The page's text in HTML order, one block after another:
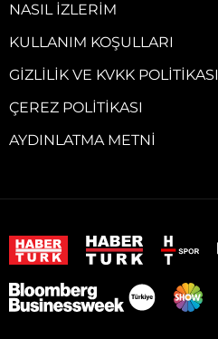
NASIL İZLERIM
KULLANIM KOŞULLARI
GIZLILIK VE KVKK POLITIKASI
ÇEREZ POLITIKASI
AYDINLATMA METNI